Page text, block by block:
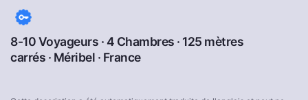
8-10 Voyageurs · 4 Chambres · 125 mètres
carrés · Méribel · France